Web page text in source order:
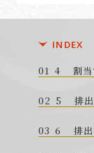
INDEX
4 割当
5 排出
6 排出